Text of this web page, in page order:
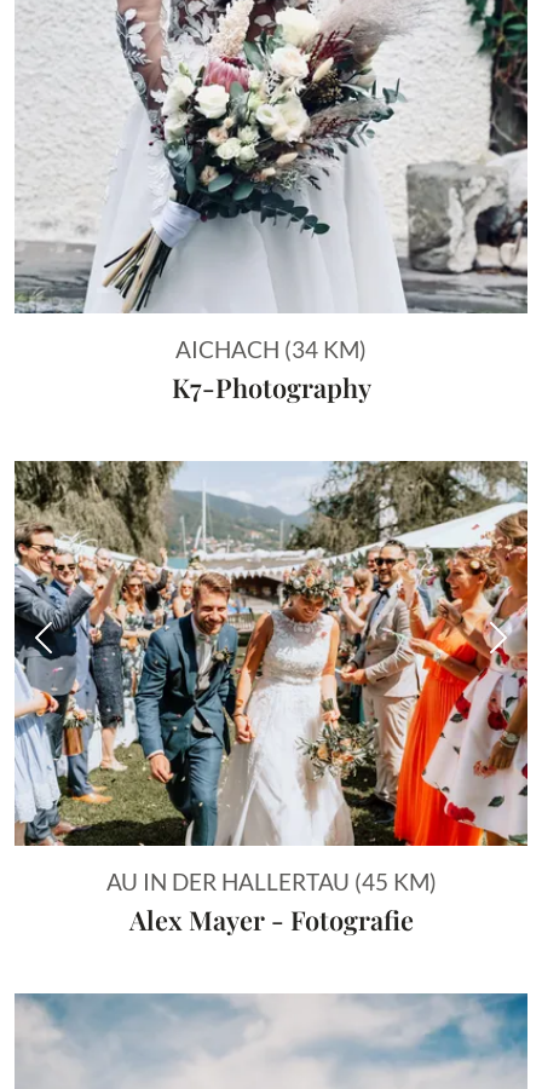
AICHACH (34 KM)
K7-Photography
Vorheriges Bild
AU IN DER HALLERTAU (45 KM)
Alex Mayer - Fotografie